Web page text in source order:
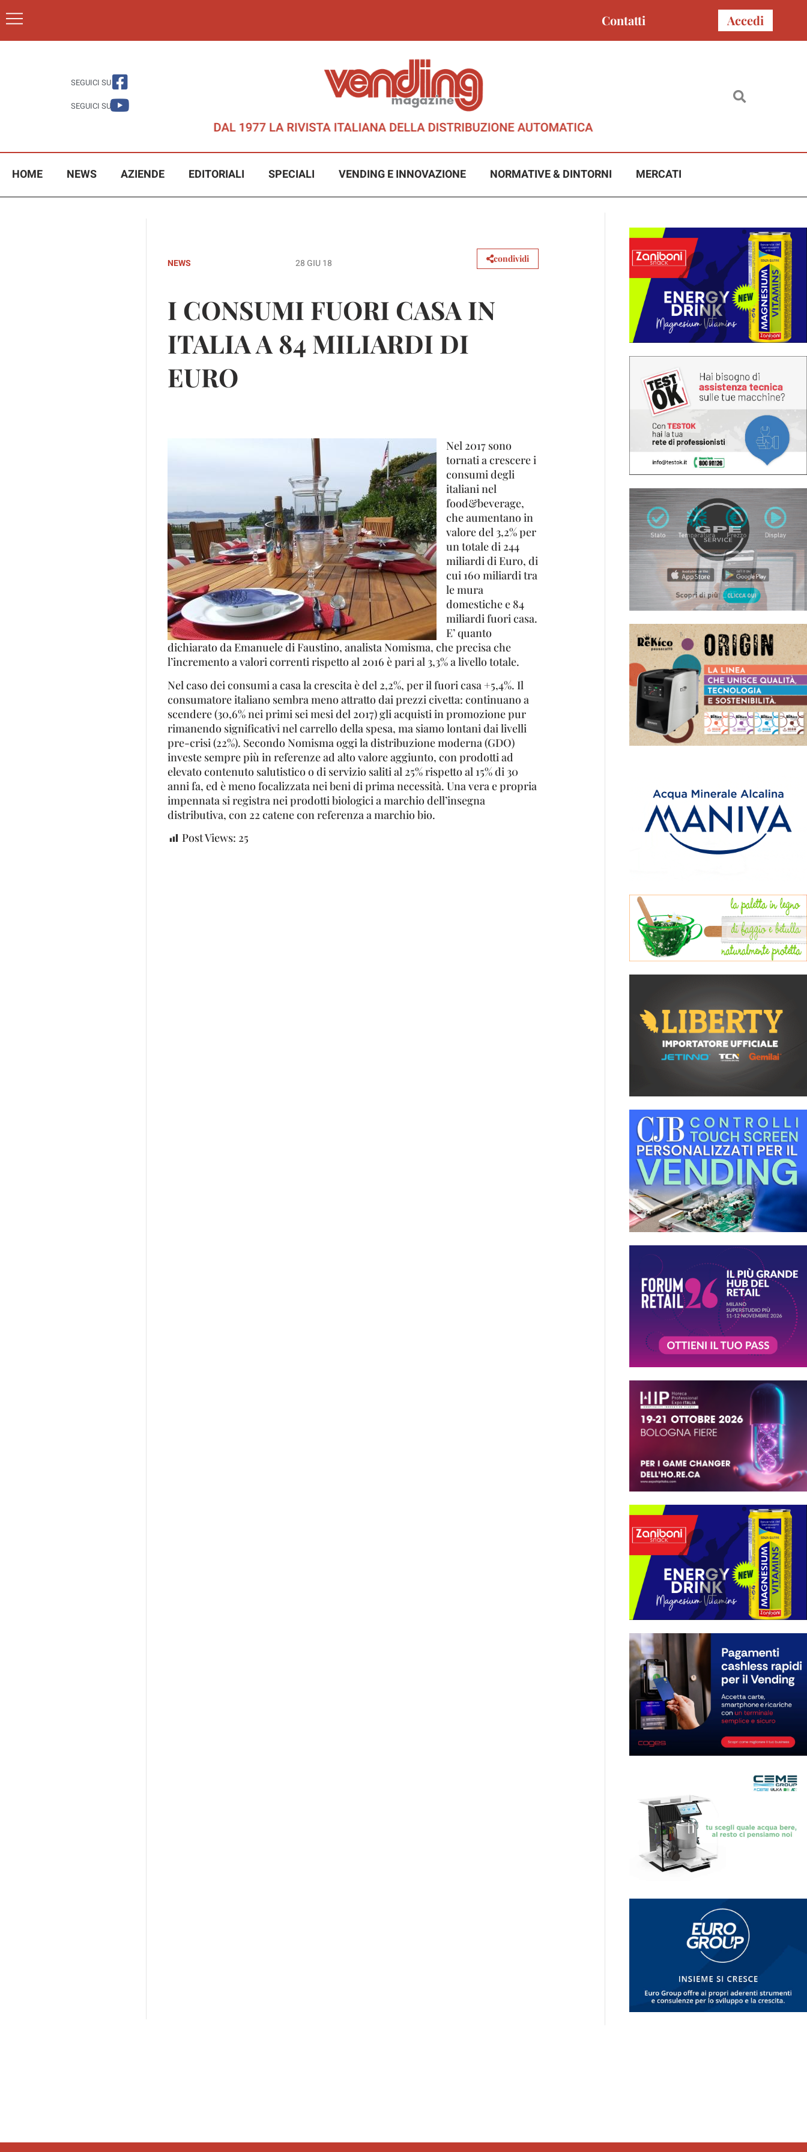
Contatti Accedi
SEGUICI SU
SEGUICI SU
HOME NEWS AZIENDE EDITORIALI SPECIALI VENDING E INNOVAZIONE NORMATIVE & DINTORNI MERCATI
NEWS 28 GIU 18 condividi
I CONSUMI FUORI CASA IN
ITALIA A 84 MILIARDI DI
EURO
Nel 2017 sono
tornati a crescere i
consumi degli
italiani nel
food&beverage,
che aumentano in
valore del 3,2% per
un totale di 244
miliardi di Euro, di
cui 160 miliardi tra
le mura
domestiche e 84
miliardi fuori casa.
E’ quanto
dichiarato da Emanuele di Faustino, analista Nomisma, che precisa che
l’incremento a valori correnti rispetto al 2016 è pari al 3,3% a livello totale.
Nel caso dei consumi a casa la crescita è del 2,2%, per il fuori casa +5,4%. Il
consumatore italiano sembra meno attratto dai prezzi civetta: continuano a
scendere (30,6% nei primi sei mesi del 2017) gli acquisti in promozione pur
rimanendo significativi nel carrello della spesa, ma siamo lontani dai livelli
pre-crisi (22%). Secondo Nomisma oggi la distribuzione moderna (GDO)
investe sempre più in referenze ad alto valore aggiunto, con prodotti ad
elevato contenuto salutistico o di servizio saliti al 25% rispetto al 15% di 30
anni fa, ed è meno focalizzata nei beni di prima necessità. Una vera e propria
impennata si registra nei prodotti biologici a marchio dell’insegna
distributiva, con 22 catene con referenza a marchio bio.
Post Views: 25